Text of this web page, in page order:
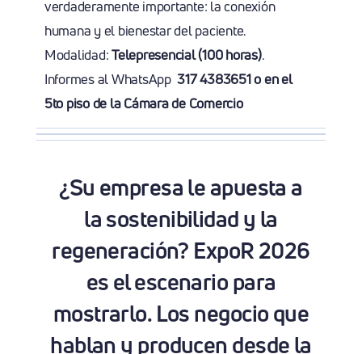
verdaderamente importante: la conexión
humana y el bienestar del paciente.
Modalidad:Telepresencial (100 horas).
Informes al WhatsApp317 4383651 o en el
5to piso de la Cámara de Comercio
¿Su empresa le apuesta a
la sostenibilidad y la
regeneración? ExpoR 2026
es el escenario para
mostrarlo. Los negocio que
hablan y producen desde la